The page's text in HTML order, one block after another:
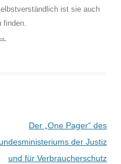
ist sie auch
finden.
→
Der „One Pager“ des
der Justiz
und für Verbraucherschutz